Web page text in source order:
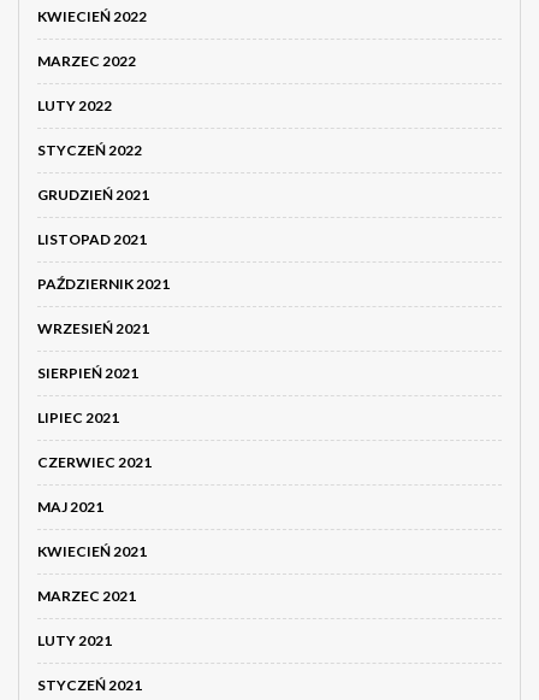
KWIECIEŃ 2022
MARZEC 2022
LUTY 2022
STYCZEŃ 2022
GRUDZIEŃ 2021
LISTOPAD 2021
PAŹDZIERNIK 2021
WRZESIEŃ 2021
SIERPIEŃ 2021
LIPIEC 2021
CZERWIEC 2021
MAJ 2021
KWIECIEŃ 2021
MARZEC 2021
LUTY 2021
STYCZEŃ 2021